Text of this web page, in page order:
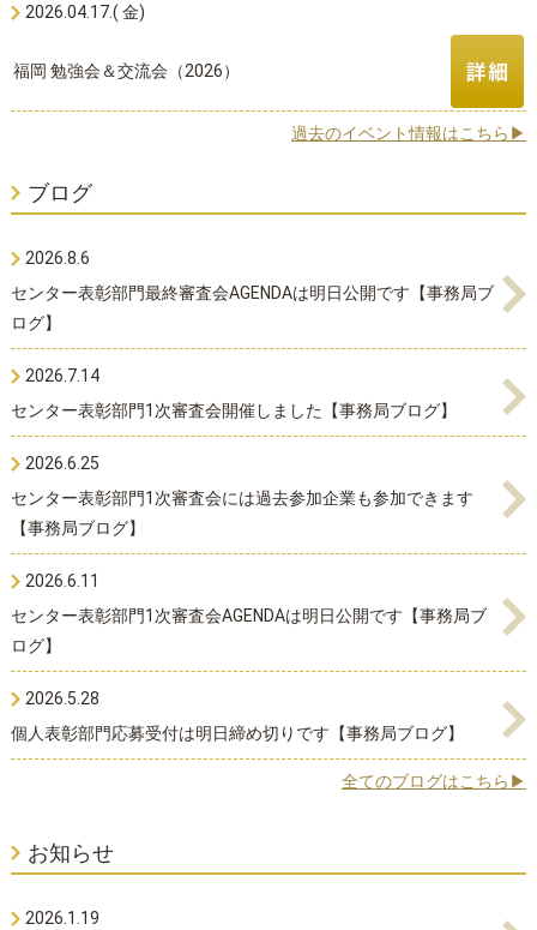
2026.04.17.( 金)
福岡 勉強会＆交流会（2026）
過去のイベント情報はこちら▶
ブログ
2026.8.6
センター表彰部門最終審査会AGENDAは明日公開です【事務局ブ
ログ】
2026.7.14
センター表彰部門1次審査会開催しました【事務局ブログ】
2026.6.25
センター表彰部門1次審査会には過去参加企業も参加できます
【事務局ブログ】
2026.6.11
センター表彰部門1次審査会AGENDAは明日公開です【事務局ブ
ログ】
2026.5.28
個人表彰部門応募受付は明日締め切りです【事務局ブログ】
全てのブログはこちら▶
お知らせ
2026.1.19